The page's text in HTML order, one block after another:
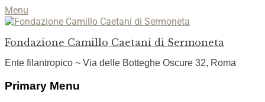
Menu
Fondazione Camillo Caetani di Sermoneta
Ente filantropico ~ Via delle Botteghe Oscure 32, Roma
Facebook
YouTube
Instagram
Primary Menu